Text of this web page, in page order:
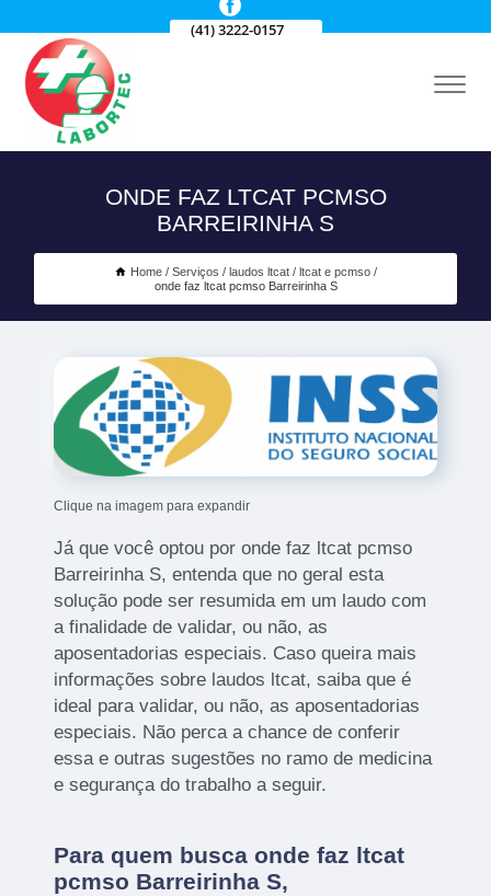
(41) 3222-0157
ONDE FAZ LTCAT PCMSO
BARREIRINHA S
Home Serviços laudos ltcat
ltcat e pcmso
onde faz ltcat pcmso Barreirinha S
Clique na imagem para expandir
Já que você optou por onde faz ltcat pcmso
Barreirinha S, entenda que no geral esta
solução pode ser resumida em um laudo com
a finalidade de validar, ou não, as
aposentadorias especiais. Caso queira mais
informações sobre laudos ltcat, saiba que é
ideal para validar, ou não, as aposentadorias
especiais. Não perca a chance de conferir
essa e outras sugestões no ramo de medicina
e segurança do trabalho a seguir.
Para quem busca onde faz ltcat
pcmso Barreirinha S,